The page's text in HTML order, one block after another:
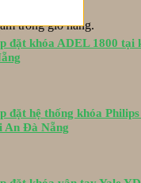
trong giỏ hàng.
đặt khóa ADEL 1800 tại
đặt hệ thống khóa
An Đà Nẵng